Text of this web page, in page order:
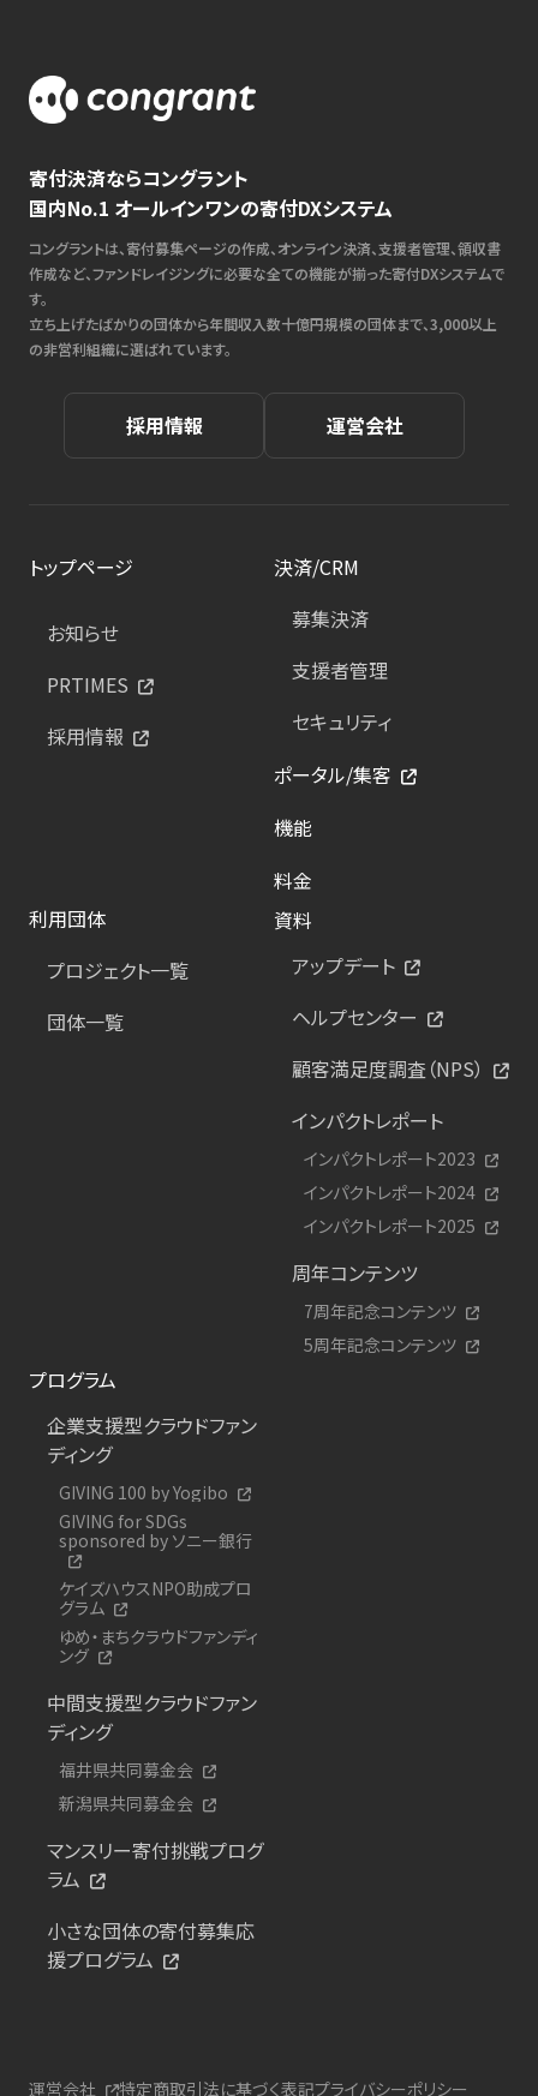
寄付決済ならコングラント
国内No.1 オールインワンの寄付DXシステム
コングラントは、寄付募集ページの作成、オンライン決済、支援者管理、領収書
作成など、ファンドレイジングに必要な全ての機能が揃った寄付DXシステムで
す。
立ち上げたばかりの団体から年間収入数十億円規模の団体まで、3,000以上
の非営利組織に選ばれています。
採用情報 運営会社
トップページ
お知らせ
PRTIMES
採用情報
決済/CRM
募集決済
支援者管理
セキュリティ
ポータル/集客
機能
料金
利用団体
プロジェクト一覧
団体一覧
資料
アップデート
ヘルプセンター
顧客満足度調査（NPS）
インパクトレポート
インパクトレポート2023
インパクトレポート2024
インパクトレポート2025
周年コンテンツ
7周年記念コンテンツ
5周年記念コンテンツ
プログラム
企業支援型クラウドファン
ディング
GIVING 100 by Yogibo
GIVING for SDGs
sponsored by ソニー銀行
ケイズハウスNPO助成プロ
グラム
ゆめ・まちクラウドファンディ
ング
中間支援型クラウドファン
ディング
福井県共同募金会
新潟県共同募金会
マンスリー寄付挑戦プログ
ラム
小さな団体の寄付募集応
援プログラム
運営会社 特定商取引法に基づく表記プライバシーポリシー